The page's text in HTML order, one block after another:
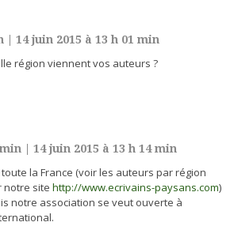
|14 juin 2015 à 13 h 01 min
région viennent vos auteurs ?
14 juin 2015 à 13 h 14 min
toute la France (voir les auteurs par région
notre site http://www.ecrivains-paysans.com)
notre association se veut ouverte à